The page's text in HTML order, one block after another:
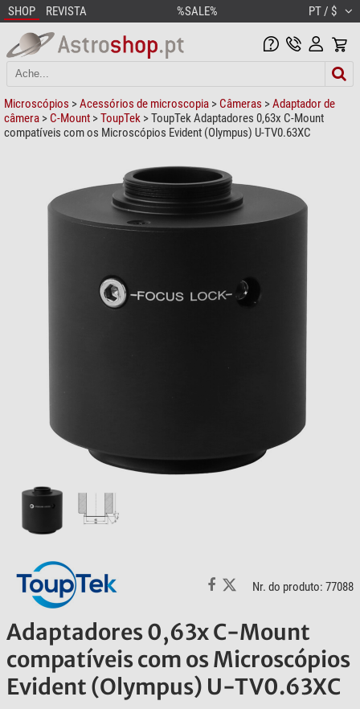
SHOP REVISTA %SALE% PT / $
Microscópios >Acessórios de microscopia > Câmeras >Adaptador de
câmera > C-Mount >ToupTek > ToupTek Adaptadores 0,63x C-Mount
compatíveis com os Microscópios Evident (Olympus) U-TV0.63XC
Nr. do produto: 77088
Adaptadores 0,63x C-Mount
compatíveis com os Microscópios
Evident (Olympus) U-TV0.63XC